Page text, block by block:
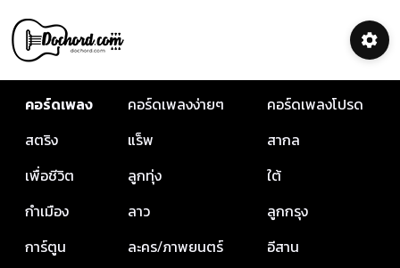
คอร์ดเพลง คอร์ดเพลงง่ายๆ
คอร์ดเพลงโปรด
สตริง
แร็พ
สากล
เพื่อชีวิต
ลูกทุ่ง
ใต้
กำเมือง
ลาว
ลูกกรุง
การ์ตูน
ละคร/ภาพยนตร์ อีสาน